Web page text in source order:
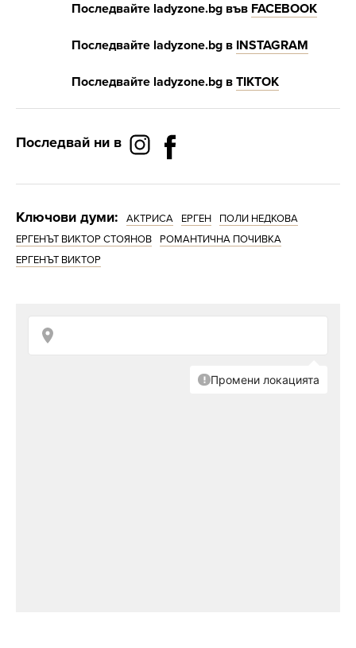
Последвайте ladyzone.bg във FACEBOOK
Последвайте ladyzone.bg в INSTAGRAM
Последвайте ladyzone.bg в ТIKTOK
Последвай ни в
Ключови думи: АКТРИСА ЕРГЕН
ПОЛИ НЕДКОВА
ЕРГЕНЪТ ВИКТОР СТОЯНОВ
РОМАНТИЧНА ПОЧИВКА
ЕРГЕНЪТ ВИКТОР